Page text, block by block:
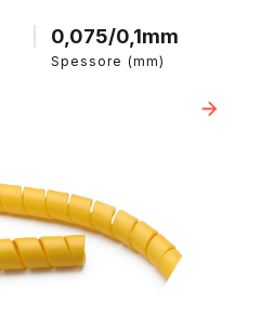
0,075/0,1mm
Spessore (mm)